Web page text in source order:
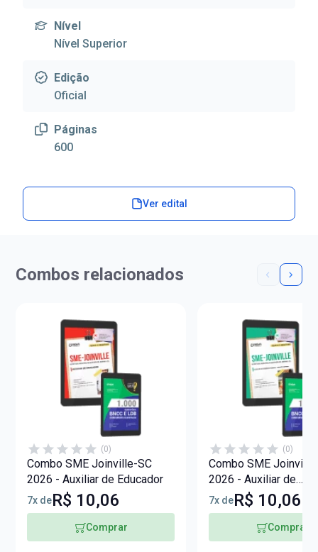
Nível
Nível Superior
Edição
Oficial
Páginas
600
Ver edital
Combos relacionados
(0)
Combo SME Joinville-SC
2026 - Auxiliar de Educador
7x deR$ 10,06
Comprar
(0)
Combo SME
2026 - Auxiliar de
Desenvolvimento -
Juvenil
7x deR$ 10,06
Comprar